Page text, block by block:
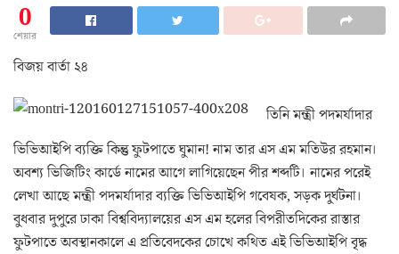
0
শেয়ার
বিজয় বার্তা ২৪
তিনি মন্ত্রী পদমর্যাদার
ভিভিআইপি ব্যক্তি কিন্তু ফুটপাতে ঘুমান! নাম তার এস এম মতিউর রহমান।
অবশ্য ভিজিটিং কার্ডে নামের আগে লাগিয়েছেন পীর শব্দটি। নামের পরেই
লেখা আছে মন্ত্রী পদমর্যাদার ব্যক্তি ভিভিআইপি গবেষক, সড়ক দুর্ঘটনা।
বুধবার দুপুরে ঢাকা বিশ্ববিদ্যালয়ের এস এম হলের বিপরীতদিকের রাস্তার
ফুটপাতে অবস্থানকালে এ প্রতিবেদকের চোখে কথিত এই ভিভিআইপি বৃদ্ধ